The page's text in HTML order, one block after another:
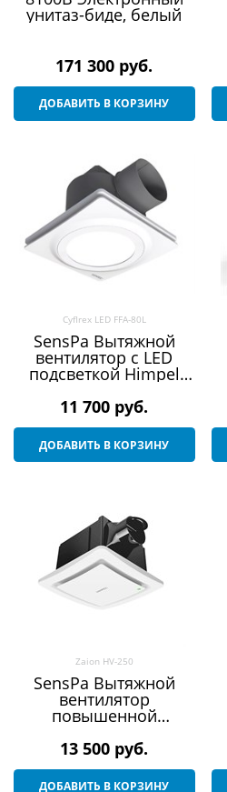
унитаз-биде, белый
171 300 руб.
ДОБАВИТЬ В КОРЗИНУ
Cyflrex LED FFA-80L
SensPa Вытяжной
вентилятор с LED
подсветкой Himpel
11 700 руб.
ДОБАВИТЬ В КОРЗИНУ
Zaion HV-250
SensPa Вытяжной
вентилятор
повышенной
Himpel Zaion HV-250
13 500 руб.
ДОБАВИТЬ В КОРЗИНУ